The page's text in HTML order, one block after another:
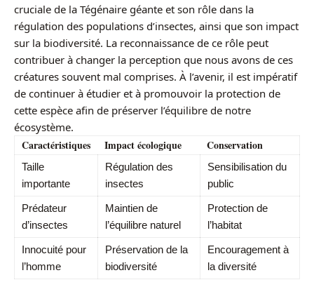
cruciale de la Tégénaire géante et son rôle dans la
régulation des populations d’insectes, ainsi que son impact
sur la biodiversité. La reconnaissance de ce rôle peut
contribuer à changer la perception que nous avons de ces
créatures souvent mal comprises. À l’avenir, il est impératif
de continuer à étudier et à promouvoir la protection de
cette espèce afin de préserver l’équilibre de notre
écosystème.
Caractéristiques Impact écologique Conservation
Taille
importante
Régulation des
insectes
Sensibilisation du
public
Prédateur
d’insectes
Maintien de
l’équilibre naturel
Protection de
l’habitat
Innocuité pour
l’homme
Préservation de la
biodiversité
Encouragement à
la diversité